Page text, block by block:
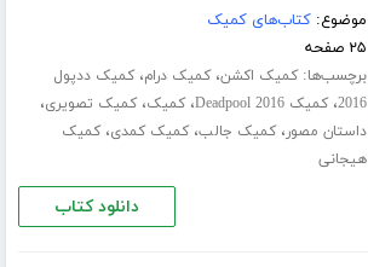
موضوع:کتاب‌های کمیک
۲۵ صفحه
برچسب‌ها:کمیک اکشن،کمیک درام،کمیک ددپول
2016،کمیک Deadpool 2016 ،کمیک،کمیک تصویری،
داستان مصور،کمیک جالب،کمیک کمدی،کمیک
هیجانی
دانلود کتاب